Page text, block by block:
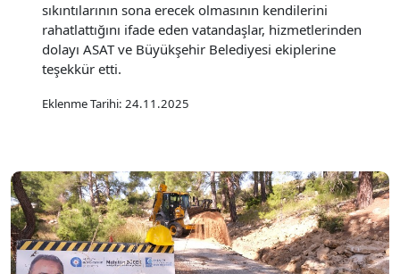
sıkıntılarının sona erecek olmasının kendilerini
rahatlattığını ifade eden vatandaşlar, hizmetlerinden
dolayı ASAT ve Büyükşehir Belediyesi ekiplerine
teşekkür etti.
Eklenme Tarihi: 24.11.2025